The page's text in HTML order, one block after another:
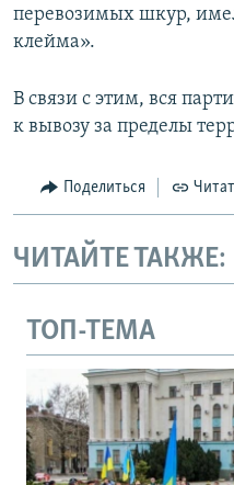
перевозимых шкур,
клейма».
В связи с этим, вся
к вывозу за пределы
Поделиться
ЧИТАЙТЕ ТАКЖЕ:
ТОП-ТЕМА